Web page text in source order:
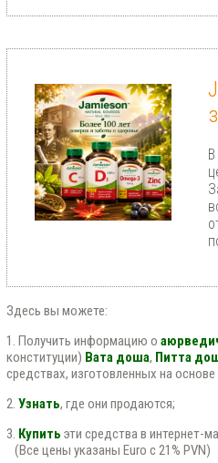
Здесь вы можете:
1. Получить информацию о
конституции) Вата доша, Питта
средствах, изготовленных на
2. Узнать, где они продаются;
3. Купить эти средства в интернет-
(Все цены указаны Euro с 21% PVN)